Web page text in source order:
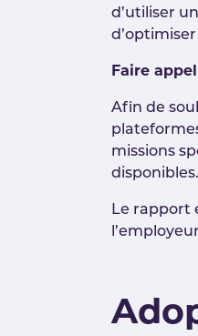
d’utiliser un
Faire
Afin de
missions
disponibles.
Le rapport